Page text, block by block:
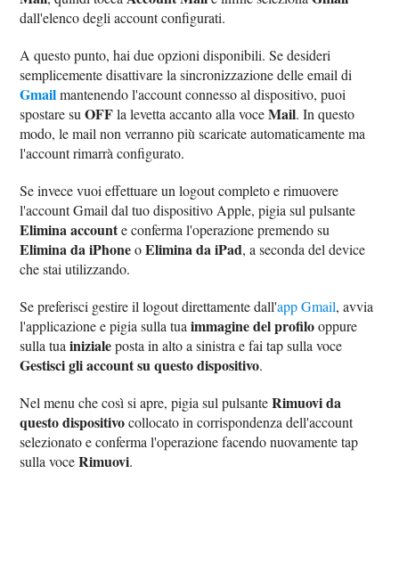
dall'elenco degli account configurati.
A questo punto, hai due opzioni disponibili. Se desideri
semplicemente disattivare la sincronizzazione delle email di
Gmailmantenendo l'account connesso al dispositivo, puoi
spostare suOFFla levetta accanto alla voceMail. In questo
modo, le mail non verranno più scaricate automaticamente ma
l'account rimarrà configurato.
Se invece vuoi effettuare un logout completo e rimuovere
l'account Gmail dal tuo dispositivo Apple, pigia sul pulsante
Elimina accounte conferma l'operazione premendo su
Elimina da iPhoneoElimina da iPad, a seconda del device
che stai utilizzando.
Se preferisci gestire il logout direttamente dall'app Gmail, avvia
l'applicazione e pigia sulla tuaimmagine del profilooppure
sulla tuainizialeposta in alto a sinistra e fai tap sulla voce
Gestisci gli account su questo dispositivo.
Nel menu che così si apre, pigia sul pulsanteRimuovi da
questo dispositivocollocato in corrispondenza dell'account
selezionato e conferma l'operazione facendo nuovamente tap
sulla voceRimuovi.